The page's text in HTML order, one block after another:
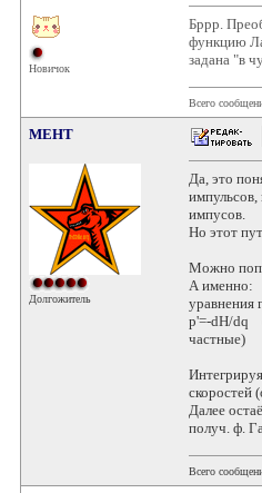
Новичок
Бррр.
функцию
задана "в
Всего
MEHT
Долгожитель
Да, это
импульсов,
импусов.
Но этот
Можно
А именно:
уравнения
p'=-dH/dq
частные)
скоростей
Далее
получ. ф.
Всего